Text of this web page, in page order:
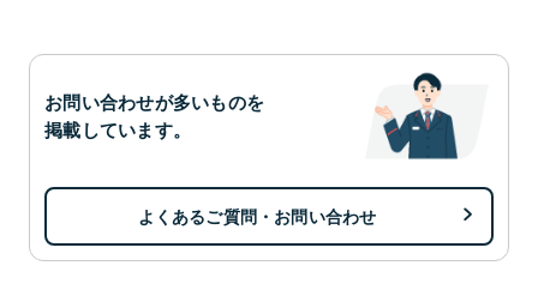
お問い合わせが多いものを
掲載しています。
よくあるご質問・お問い合わせ